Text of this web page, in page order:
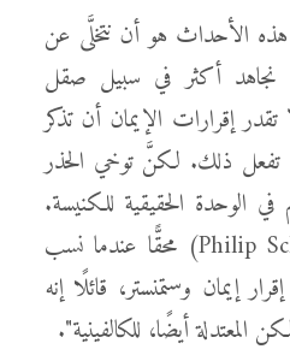
الأحداث هو أن نتخلَّى عن
نجاهد أكثر في سبيل صقل
إقرارات الإيمان أن تذكر
ذلك. لكنَّ توخي الحذر
في الوحدة الحقيقية للكنيسة.
كان فيليب تشاف (Philip Schaff) محقًّا عندما نسب
إيمان وستمنستر، قائلًا إنه
أيضًا، للكالفينية".